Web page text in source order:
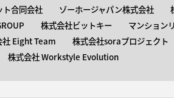
ト合同会社 ゾーホージャパン株式会社
株式会社ビットキー マンション
Eight Team 株式会社soraプロジェクト
株式会社 Workstyle Evolution